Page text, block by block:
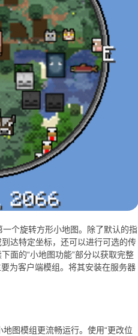
个旋转方形小地图。除了默认的指
达特定坐标，还可以进行可选的传
面的“小地图功能”部分以获取完整
为客户端模组。将其安装在服务器
下载25.2.10_Forge_1.19.4#Release[Read changelogs](https://chocolateminecraft.com/update.php?mod_id=0)展开版本: 25.2.10_Forge_1.19.4支持游戏: 1.19.4类型:ForgeRelease下载次数: 1,71925.2.10Xaeros_Minimap_25.2.10_Fabric_1.19.1.jar下载25.2.10_Fabric_1.19.1#Release[Read changelogs](https://chocolateminecraft.com/update.php?mod_id=0)展开版本: 25.2.10_Fabric_1.19.1支持游戏: 1.19.1, 1.19.2类型:FabricQuiltRelease下载次数: 7,93725.2.10Xaeros_Minimap_25.2.10_Forge_1.19.1.jar下载25.2.10_Forge_1.19.1#Release[Read changelogs](https://chocolateminecraft.com/update.php?mod_id=0)展开版本: 25.2.10_Forge_1.19.1支持游戏: 1.19.1类型:ForgeRelease下载次数: 1,48825.2.10Xaeros_Minimap_25.2.10_Fabric_1.18.2.jar下载25.2.10_Fabric_1.18.2#Release[Read changelogs](https://chocolateminecraft.com/update.php?mod_id=0)展开版本: 25.2.10_Fabric_1.18.2支持游戏: 1.18.2类型:FabricQuiltRelease下载次数: 5,17825.2.10Xaeros_Minimap_25.2.10_Forge_1.18.2.jar下载25.2.10_Forge_1.18.2#Release[Read changelogs](https://chocolateminecraft.com/update.php?mod_id=0)展开版本: 25.2.10_Forge_1.18.2支持游戏: 1.18.2类型:ForgeRelease下载次数: 13,80125.2.10Xaeros_Minimap_25.2.10_Fabric_1.16.5.jar下载25.2.10_Fabric_1.16.5#Release[Read changelogs](https://chocolateminecraft.com/update.php?mod_id=0)展开版本: 25.2.10_Fabric_1.16.5支持游戏: 1.16.5类型:FabricQuiltRelease下载次数: 6,70325.2.10Xaeros_Minimap_25.2.10_Forge_1.16.5.jar下载25.2.10_Forge_1.16.5#Release[Read changelogs](https://chocolateminecraft.com/update.php?mod_id=0)展开版本: 25.2.10_Forge_1.16.5支持游戏: 1.16.5类型:ForgeRelease下载次数: 18,60725.2.10Xaeros_Minimap_25.2.10_Forge_1.12.jar下载25.2.10_Forge_1.12#Release[Read changelogs](https://chocolateminecraft.com/update.php?mod_id=0)展开版本: 25.2.10_Forge_1.12支持游戏: 1.12.2类型:ForgeRelease下载次数: 34,48125.2.10Xaeros_Minimap_25.2.10_Fabric_1.21.7.jar下载25.2.10_Fabric_1.21.7#Release[Read changelogs](https://chocolateminecraft.com/update.php?mod_id=0)展开版本: 25.2.10_Fabric_1.21.7支持游戏: 1.21.7, 1.21.8类型:FabricQuiltRelease下载次数: 209,21725.2.10Xaeros_Minimap_25.2.10_NeoForge_1.21.7.jar下载25.2.10_NeoForge_1.21.7#Release[Read changelogs](https://chocolateminecraft.com/update.php?mod_id=0)展开版本: 25.2.10_NeoForge_1.21.7支持游戏: 1.21.7类型:NeoForgeRelease下载次数: 17,50425.2.10Xaeros_Minimap_25.2.10_Forge_1.21.7.jar下载25.2.10_Forge_1.21.7#Release[Read changelogs](https://chocolateminecraft.com/update.php?mod_id=0)展开版本: 25.2.10_Forge_1.21.7支持游戏: 1.21.7, 1.21.8类型:ForgeRelease下载次数